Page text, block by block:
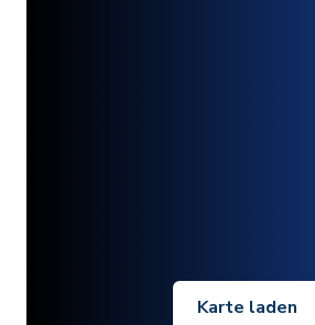
Karte laden